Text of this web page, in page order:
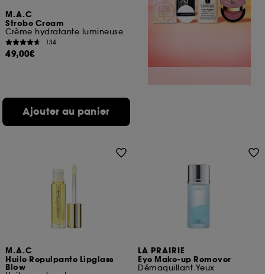
M.A.C
Strobe Cream
Crème hydratante lumineuse
134
49,00€
Ajouter au panier
M.A.C
Huile Repulpante Lipglass
Blow
LA PRAIRIE
Eye Make-up Remover
Démaquillant Yeux